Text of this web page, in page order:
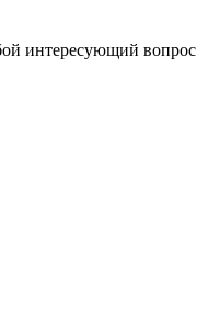
интересующий вопрос